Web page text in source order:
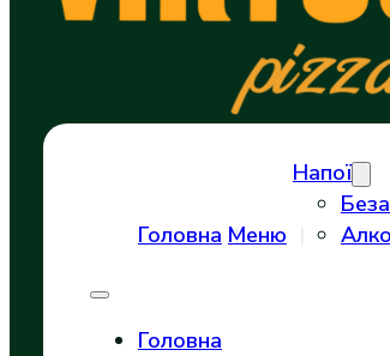
Головна Меню
Напої
Головна